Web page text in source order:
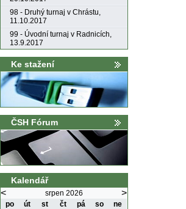
98 - Druhý turnaj v Chrástu,
11.10.2017
99 - Úvodní turnaj v Radnicích,
13.9.2017
Ke stažení
ČSH Fórum
Kalendář
< srpen 2026 >
po út st čt pá so
ne